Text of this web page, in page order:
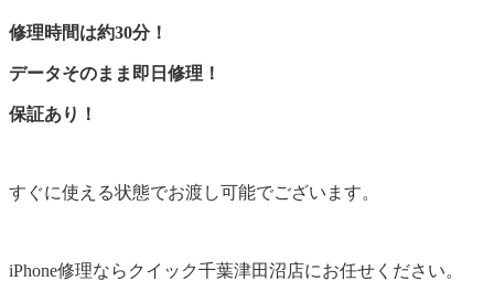
修理時間は約30分！
データそのまま即日修理！
保証あり！
すぐに使える状態でお渡し可能でございます。
iPhone修理ならクイック千葉津田沼店にお任せください。